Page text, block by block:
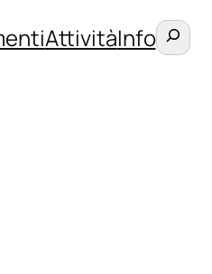
AttivitàInfoCerca